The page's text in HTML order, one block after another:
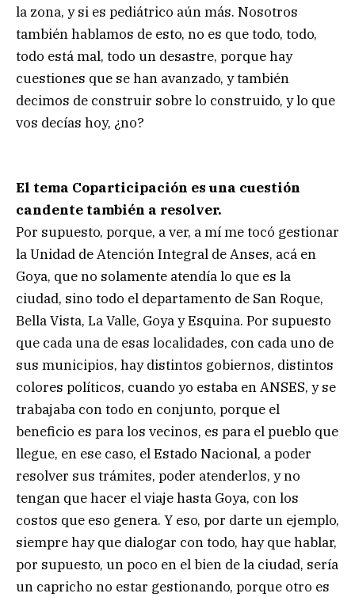
la zona, y si es pediátrico aún más. Nosotros
también hablamos de esto, no es que todo, todo,
todo está mal, todo un desastre, porque hay
cuestiones que se han avanzado, y también
decimos de construir sobre lo construido, y lo que
vos decías hoy, ¿no?
El tema Coparticipación es una cuestión
candente también a resolver.
Por supuesto, porque, a ver, a mí me tocó gestionar
la Unidad de Atención Integral de Anses, acá en
Goya, que no solamente atendía lo que es la
ciudad, sino todo el departamento de San Roque,
Bella Vista, La Valle, Goya y Esquina. Por supuesto
que cada una de esas localidades, con cada uno de
sus municipios, hay distintos gobiernos, distintos
colores políticos, cuando yo estaba en ANSES, y se
trabajaba con todo en conjunto, porque el
beneficio es para los vecinos, es para el pueblo que
llegue, en ese caso, el Estado Nacional, a poder
resolver sus trámites, poder atenderlos, y no
tengan que hacer el viaje hasta Goya, con los
costos que eso genera. Y eso, por darte un ejemplo,
siempre hay que dialogar con todo, hay que hablar,
por supuesto, un poco en el bien de la ciudad, sería
un capricho no estar gestionando, porque otro es